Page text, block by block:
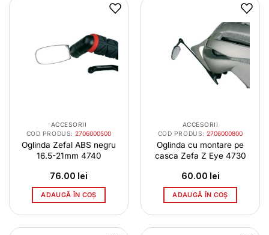
ACCESORII
COD PRODUS:2706000500
Oglinda Zefal ABS negru
16.5-21mm 4740
76.00 lei
ADAUGĂ ÎN COȘ
ACCESORII
COD PRODUS:2706000800
Oglinda cu montare pe
casca Zefa Z Eye 4730
60.00 lei
ADAUGĂ ÎN COȘ